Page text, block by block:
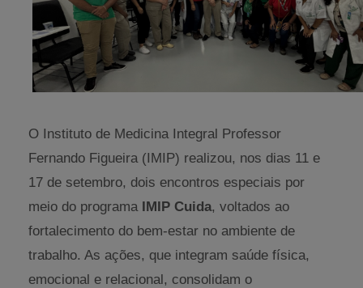
O Instituto de Medicina Integral Professor
Fernando Figueira (IMIP) realizou, nos dias 11 e
17 de setembro, dois encontros especiais por
meio do programa IMIP Cuida, voltados ao
fortalecimento do bem-estar no ambiente de
trabalho. As ações, que integram saúde física,
emocional e relacional, consolidam o